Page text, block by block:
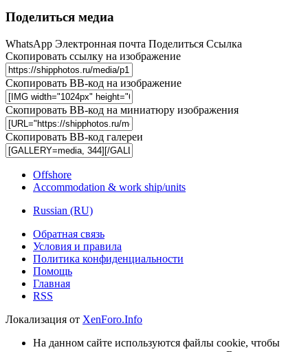
Поделиться медиа
WhatsApp Электронная почта Поделиться Ссылка
Скопировать ссылку на изображение
Скопировать BB-код на изображение
Скопировать BB-код на миниатюру изображения
Скопировать BB-код галереи
Offshore
Accommodation & work ship/units
Russian (RU)
Обратная связь
Условия и правила
Политика конфиденциальности
Помощь
Главная
RSS
Локализация от XenForo.Info
На данном сайте используются файлы cookie, чтобы